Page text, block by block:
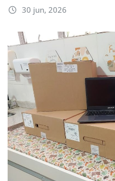
30 jun, 2026